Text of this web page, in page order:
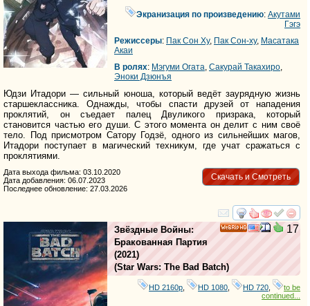
Экранизация по произведению:Акутами
Гэгэ
Режиссеры: Пак Сон Ху, Пак Сон-ху, Масатака
Акаи
В ролях: Мэгуми Огата Сакурай Такахиро
Эноки Дзюнъя
Юдзи Итадори — сильный юноша, который ведёт заурядную жизнь
старшеклассника. Однажды, чтобы спасти друзей от нападения
проклятий, он съедает палец Двуликого призрака, который
становится частью его души. С этого момента он делит с ним своё
тело. Под присмотром Сатору Годзё, одного из сильнейших магов,
Итадори поступает в магический техникум, где учат сражаться с
проклятиями.
Скачать и Смотреть
Дата выхода фильма: 03.10.2020
Дата добавления: 06.07.2023
Последнее обновление: 27.03.2026
смотреть
17
Звёздные Войны:
Бракованная Партия
(2021)
(Star Wars: The Bad Batch)
HD 2160р HD 1080 HD 720
to be
continued...